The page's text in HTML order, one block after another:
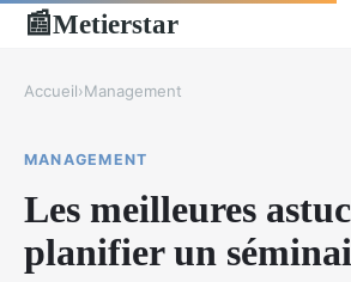
📰Metierstar
Accueil›Management
MANAGEMENT
Les meilleures
planifier un